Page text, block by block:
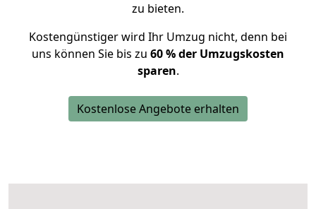
zu bieten.
Kostengünstiger wird Ihr Umzug nicht, denn bei
uns können Sie bis zu 60 % der Umzugskosten
sparen.
Kostenlose Angebote erhalten